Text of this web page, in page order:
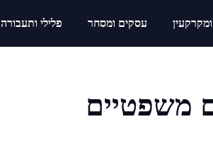
עסקים ומסחר פלילי ותעבורה
505 – היבטים משפטיים